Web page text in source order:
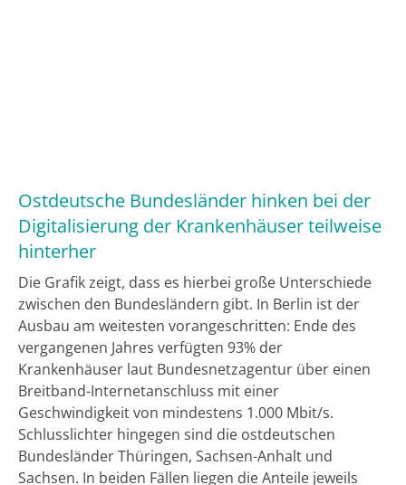
Ostdeutsche Bundesländer hinken bei der
Digitalisierung der Krankenhäuser teilweise
hinterher
Die Grafik zeigt, dass es hierbei große Unterschiede
zwischen den Bundesländern gibt. In Berlin ist der
Ausbau am weitesten vorangeschritten: Ende des
vergangenen Jahres verfügten 93% der
Krankenhäuser laut Bundesnetzagentur über einen
Breitband-Internetanschluss mit einer
Geschwindigkeit von mindestens 1.000 Mbit/s.
Schlusslichter hingegen sind die ostdeutschen
Bundesländer Thüringen, Sachsen-Anhalt und
Sachsen. In beiden Fällen liegen die Anteile jeweils